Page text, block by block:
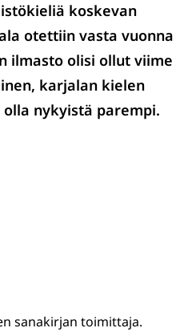
koskevan
otettiin vasta vuonna
ilmasto olisi ollut viime
karjalan kielen
olla nykyistä parempi.
sanakirjan toimittaja.